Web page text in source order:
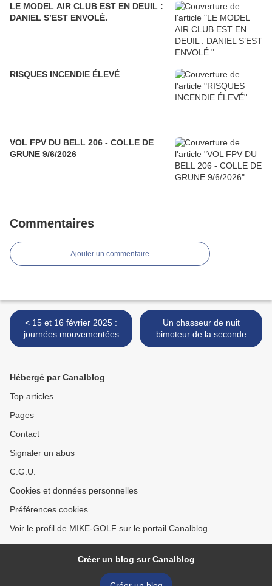
LE MODEL AIR CLUB EST EN DEUIL :
DANIEL S’EST ENVOLÉ.
RISQUES INCENDIE ÉLEVÉ
VOL FPV DU BELL 206 - COLLE DE
GRUNE 9/6/2026
Commentaires
Ajouter un commentaire
< 15 et 16 février 2025 :
journées mouvementées
Un chasseur de nuit
bimoteur de la seconde
guerre mondiale >
Hébergé par Canalblog
Top articles
Pages
Contact
Signaler un abus
C.G.U.
Cookies et données personnelles
Préférences cookies
Voir le profil de MIKE-GOLF sur le portail Canalblog
Créer un blog sur Canalblog